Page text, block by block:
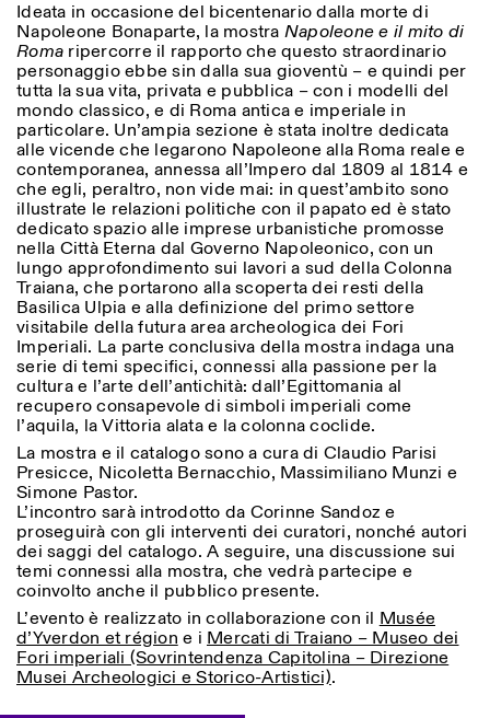
ISTITUTO SVIZZERO
MILANO
Sede di Milano
Via Vecchio Politecnico 3
20121 Milano
+39 02 76 01 61 18
milano@istitutosvizzero.it
ORARI MOSTRE:
I’ll miss you when I scroll
away:
Lunedì/Venerdì: 11:00-
17:00
Giovedì: 11:00-20:00
Sabato: 14:00-18:00
Domenica chiuso
Ideata in occasione del bicentenario dalla morte di
Napoleone Bonaparte, la mostra Napoleone e il mito di
Roma ripercorre il rapporto che questo straordinario
personaggio ebbe sin dalla sua gioventù – e quindi per
tutta la sua vita, privata e pubblica – con i modelli del
mondo classico, e di Roma antica e imperiale in
particolare. Un’ampia sezione è stata inoltre dedicata
alle vicende che legarono Napoleone alla Roma reale e
contemporanea, annessa all’Impero dal 1809 al 1814 e
che egli, peraltro, non vide mai: in quest’ambito sono
illustrate le relazioni politiche con il papato ed è stato
dedicato spazio alle imprese urbanistiche promosse
nella Città Eterna dal Governo Napoleonico, con un
lungo approfondimento sui lavori a sud della Colonna
Traiana, che portarono alla scoperta dei resti della
Basilica Ulpia e alla definizione del primo settore
visitabile della futura area archeologica dei Fori
Imperiali. La parte conclusiva della mostra indaga una
serie di temi specifici, connessi alla passione per la
cultura e l’arte dell’antichità: dall’Egittomania al
recupero consapevole di simboli imperiali come
l’aquila, la Vittoria alata e la colonna coclide.
La mostra e il catalogo sono a cura di Claudio Parisi
Presicce, Nicoletta Bernacchio, Massimiliano Munzi e
Simone Pastor.
L’incontro sarà introdotto da Corinne Sandoz e
proseguirà con gli interventi dei curatori, nonché autori
dei saggi del catalogo. A seguire, una discussione sui
temi connessi alla mostra, che vedrà partecipe e
coinvolto anche il pubblico presente.
L’evento è realizzato in collaborazione con il Musée
d’Yverdon et région e i Mercati di Traiano – Museo dei
Fori imperiali (Sovrintendenza Capitolina – Direzione
Musei Archeologici e Storico-Artistici).